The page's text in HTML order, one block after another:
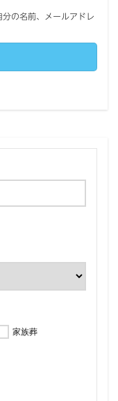
の名前、メールアドレ
家族葬